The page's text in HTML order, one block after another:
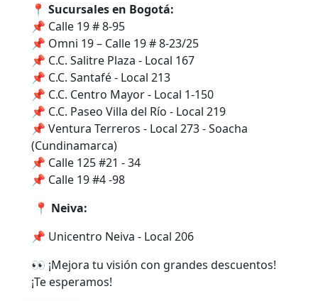
📍 Sucursales en Bogotá:
📌 Calle 19 # 8-95
📌 Omni 19 – Calle 19 # 8-23/25
📌 C.C. Salitre Plaza - Local 167
📌 C.C. Santafé - Local 213
📌 C.C. Centro Mayor - Local 1-150
📌 C.C. Paseo Villa del Río - Local 219
📌 Ventura Terreros - Local 273 - Soacha
(Cundinamarca)
📌 Calle 125 #21 - 34
📌 Calle 19 #4 -98
📍 Neiva:
📌 Unicentro Neiva - Local 206
👀 ¡Mejora tu visión con grandes descuentos!
¡Te esperamos!